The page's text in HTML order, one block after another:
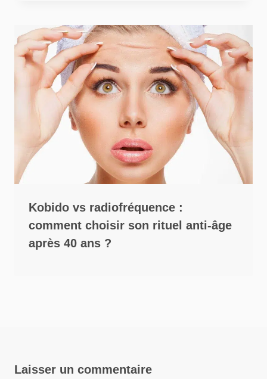
Kobido vs radiofréquence :
comment choisir son rituel anti-âge
après 40 ans ?
Laisser un commentaire